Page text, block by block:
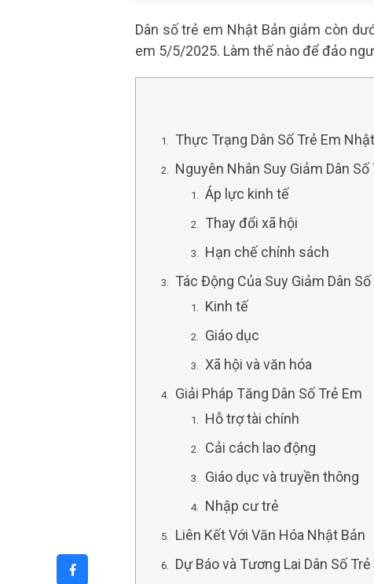
Dân số trẻ em Nhật Bản giảm còn
em 5/5/2025. Làm thế nào để đảo
Thực Trạng Dân Số Trẻ Em
Nguyên Nhân Suy Giảm Dân Số
Áp lực kinh tế
Thay đổi xã hội
Hạn chế chính sách
Tác Động Của Suy Giảm Dân Số
Kinh tế
Giáo dục
Xã hội và văn hóa
Giải Pháp Tăng Dân Số Trẻ Em
Hỗ trợ tài chính
Cải cách lao động
Giáo dục và truyền thông
Nhập cư trẻ
Liên Kết Với Văn Hóa Nhật Bản
Dự Báo và Tương Lai Dân Số Trẻ